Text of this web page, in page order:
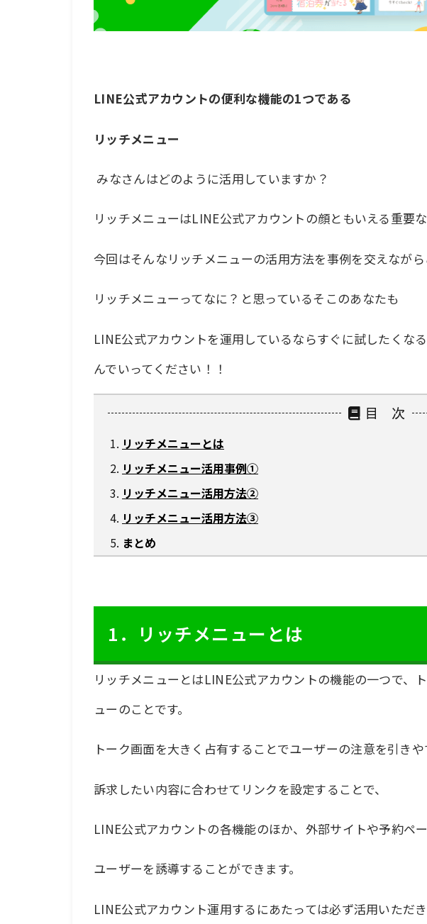
LINE公式アカウントの便利な機能の1つである
リッチメニュー
みなさんはどのように活用していますか？
リッチメニューはLINE公式アカウントの顔ともいえる重要
今回はそんなリッチメニューの活用方法を事例を交えなが
リッチメニューってなに？と思っているそこのあなたも
LINE公式アカウントを運用しているならすぐに試したくな
んでいってください！！
目 次
リッチメニューとは
リッチメニュー活用事例①
リッチメニュー活用方法②
リッチメニュー活用方法③
まとめ
1．リッチメニューとは
リッチメニューとはLINE公式アカウントの機能の一つで、
ューのことです。
トーク画面を大きく占有することでユーザーの注意を引きや
訴求したい内容に合わせてリンクを設定することで、
LINE公式アカウントの各機能のほか、外部サイトや予約ペ
ユーザーを誘導することができます。
LINE公式アカウント運用するにあたっては必ず活用いただ